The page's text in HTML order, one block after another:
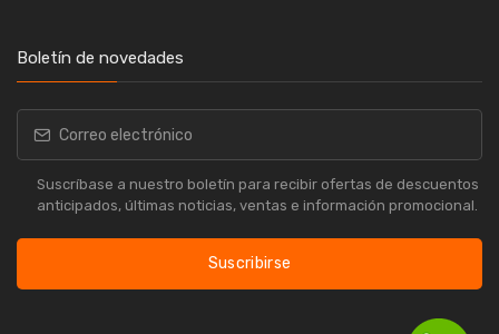
Boletín de novedades
Suscríbase a nuestro boletín para recibir ofertas de descuentos
anticipados, últimas noticias, ventas e información promocional.
Suscribirse